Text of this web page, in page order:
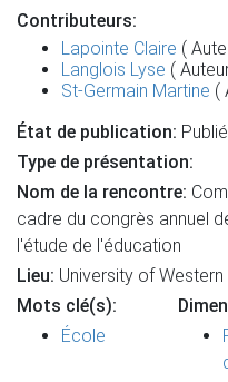
Contributeurs:
Lapointe Claire (
Langlois Lyse (
St-Germain Martine (
État de publication:
Type de présentation:
Nom de la rencontre:
cadre du congrès annuel
l'étude de l'éducation
Lieu: University of
Mots clé(s):
École